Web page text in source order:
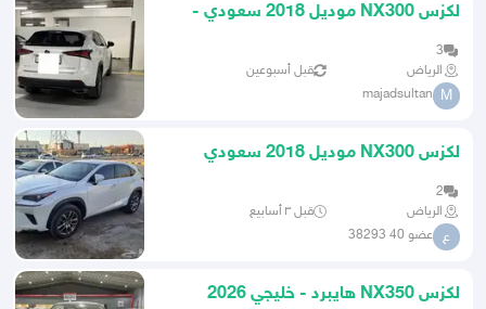
لكزس NX300 موديل 2018 سعودي -
3
الرياض
قبل أسبوعين
M
majadsultan
لكزس NX300 موديل 2018 سعودي
2
الرياض
قبل ٣ أسابيع
ع عضو 40 38293
لكزس NX350 هايبرد - خليجي 2026